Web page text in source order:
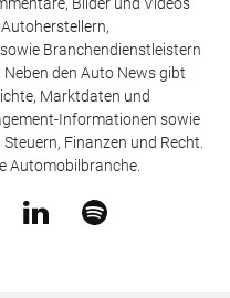
Bilder und Videos
Branchendienstleistern
den Auto News gibt
Marktdaten und
Informationen sowie
Finanzen und Recht.
Automobilbranche.